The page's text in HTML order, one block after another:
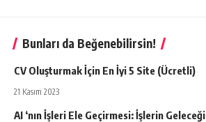
Bunları da Beğenebilirsin!
CV Oluşturmak İçin En İyi 5 Site (Ücretli)
21 Kasım 2023
AI ‘nın İşleri Ele Geçirmesi: İşlerin Geleceği